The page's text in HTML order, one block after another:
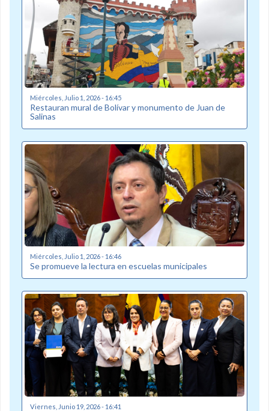
Miércoles, Julio 1, 2026 - 16:45
Restauran mural de Bolívar y monumento de Juan de
Salinas
Miércoles, Julio 1, 2026 - 16:46
Se promueve la lectura en escuelas municipales
Viernes, Junio 19, 2026 - 16:41